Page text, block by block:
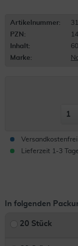
Artikelnummer:
PZN:
Inhalt:
Marke:
Versandkostenfrei
Lieferzeit 1-3
In folgenden
20 Stück